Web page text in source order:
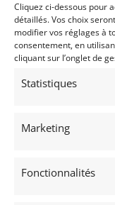
Cliquez ci-dessous pour
détaillés. Vos choix
modifier vos réglages à
consentement, en
cliquant sur l’onglet de
Statistiques
Marketing
Fonctionnalités
Sport Proto 2L
2 Tours
Sport Proto Cup